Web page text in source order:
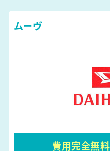
ムーヴ
費用完全無料